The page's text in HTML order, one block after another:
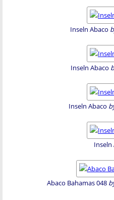
Inseln Abaco
Inseln Abaco
Inseln Abaco
Inseln
Abaco Bahamas 048